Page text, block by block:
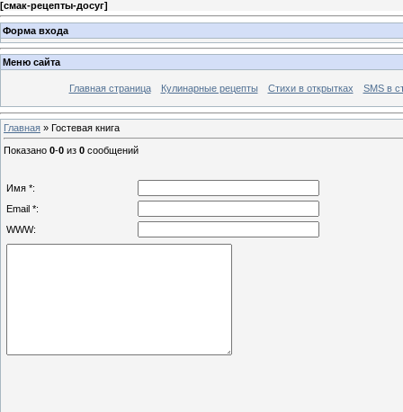
[смак-рецепты-досуг]
Форма входа
Меню сайта
Главная страница Кулинарные рецепты Стихи в открытках SMS в
Главная » Гостевая книга
Показано 0-0 из 0 сообщений
Имя *:
Email *:
WWW: